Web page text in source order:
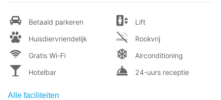
Betaald parkeren
Huisdiervriendelijk
Gratis Wi-Fi
Hotelbar
Lift
Rookvrij
Airconditioning
24-uurs receptie
Alle faciliteiten